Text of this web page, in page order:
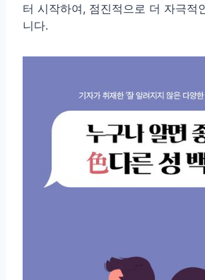
터 시작하여, 점진적으로 더 자극적
니다.